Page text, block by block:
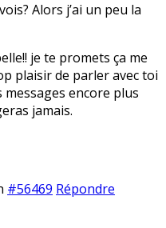
Alors j’ai un peu la
je te promets ça me
plaisir de parler avec toi
encore plus
jamais.
#56469 Répondre